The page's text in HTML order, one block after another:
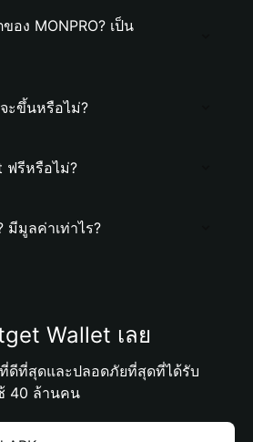
ง MONPRO? เป็น
ะขึ้นหรือไม่?
ฟรีหรือไม่?
มีมูลค่าเท่าไร?
Wallet เลย
ดีที่สุดและปลอดภัยที่สุดที่ได้รับ
40 ล้านคน